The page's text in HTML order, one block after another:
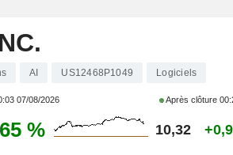
AI US12468P1049 Logiciels
07/08/2026 Après clôture
% 10,32